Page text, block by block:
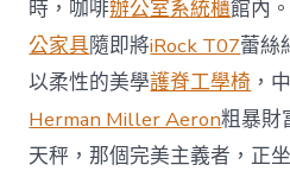
時，咖啡辦公室系統櫃館內
公家具隨即將iRock T07蕾絲
以柔性的美學護脊工學椅 ，
Herman Miller Aeron粗暴財
天秤，那個完美主義者，正